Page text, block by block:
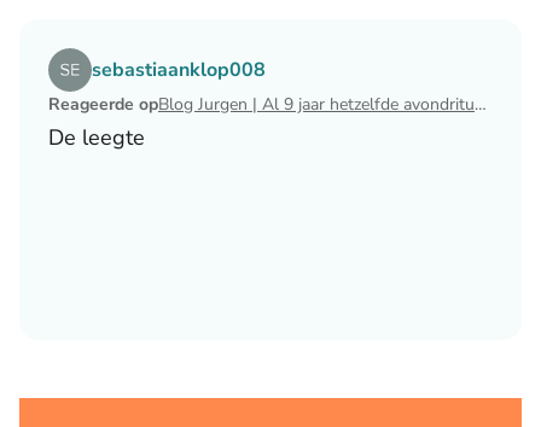
sebastiaanklop008
Reageerde op Blog Jurgen | Al 9 jaar hetzelfde avondritueel
De leegte
Lees het artikel Blog Jurgen | Al 9 jaar hetzelfde